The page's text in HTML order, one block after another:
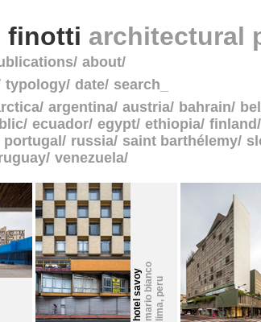
finotti architectural
about
typology date search_
argentina austria bahrain
ecuador egypt ethiopia finland
portugal russia saint barthélemy
venezuela
hotel savoymario bianco lima
,
peru